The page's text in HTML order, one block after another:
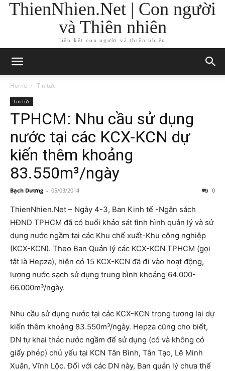
ThienNhien.Net | Con người
và Thiên nhiên
liên kết con người và thiên nhiên
Home Tin tức
Tin tức
TPHCM: Nhu cầu sử dụng
nước tại các KCX-KCN dự
kiến thêm khoảng
83.550m³/ngày
Bạch Dương - 05/03/2014 0
ThienNhien.Net – Ngày 4-3, Ban Kinh tế -Ngân sách
HĐND TPHCM đã có buổi khảo sát tình hình quản lý và sử
dụng nước ngầm tại các Khu chế xuất-Khu công nghiệp
(KCX-KCN). Theo Ban Quản lý các KCX-KCN TPHCM (gọi
tắt là Hepza), hiện có 15 KCX-KCN đã đi vào hoạt động,
lượng nước sạch sử dụng trung bình khoảng 64.000-
66.000m­³/ngày.
Nhu cầu sử dụng nước tại các KCX-KCN trong tương lai dự
kiến thêm khoảng 83.550m³/ngày. Hepza cũng cho biết,
DN tự khai thác nước ngầm để sử dụng (có và không có
giấy phép) chủ yếu tại KCN Tân Bình, Tân Tạo, Lê Minh
Xuân, Vĩnh Lộc. Đối với các DN này, Ban quản lý chưa thể